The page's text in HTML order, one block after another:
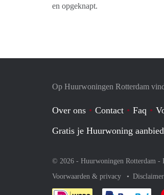
en opgeknapt.
Op Huurwoningen Rotterdam
Over ons Contact Faq
Gratis je Huurwoning
© 2026 - Huurwoningen Rotterdam -
Voorwaarden & privacy
Disclaimer